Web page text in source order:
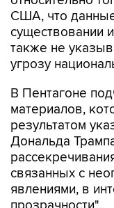
США, что
существовании
также не
угрозу
В Пентагоне
материалов,
результатом
Дональда
связанных с
явлениями, в